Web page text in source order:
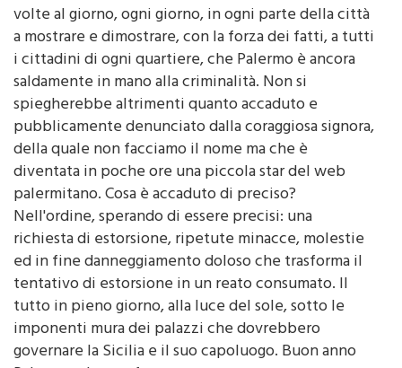
a mostrare e dimostrare, con la forza dei fatti, a tutti
i cittadini di ogni quartiere, che Palermo è ancora
saldamente in mano alla criminalità. Non si
spiegherebbe altrimenti quanto accaduto e
pubblicamente denunciato dalla coraggiosa signora,
della quale non facciamo il nome ma che è
diventata in poche ore una piccola star del web
palermitano. Cosa è accaduto di preciso?
Nell'ordine, sperando di essere precisi: una
richiesta di estorsione, ripetute minacce, molestie
ed in fine danneggiamento doloso che trasforma il
tentativo di estorsione in un reato consumato. Il
tutto in pieno giorno, alla luce del sole, sotto le
imponenti mura dei palazzi che dovrebbero
governare la Sicilia e il suo capoluogo. Buon anno
Palermo e buona fortuna.